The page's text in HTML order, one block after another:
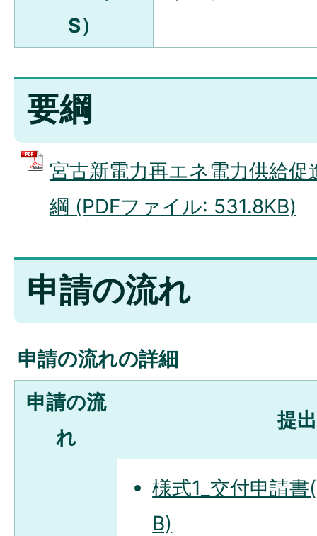
S）
要綱
宮古新電力再エネ電力供給
綱 (PDFファイル: 531.8KB)
申請の流れ
申請の流れの詳細
申請の流
れ
提
様式1_交付申請
B)